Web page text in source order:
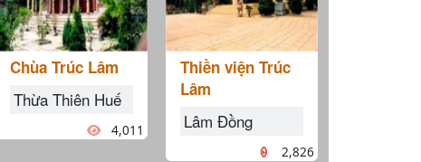
Chùa Trúc Lâm
Thừa Thiên Huế
4,011
Thiền viện Trúc
Lâm
Lâm Đồng
2,826